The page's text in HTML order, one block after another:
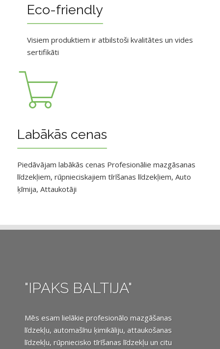
Eco-friendly
Visiem produktiem ir atbilstoši kvalitātes un vides
sertifikāti
Labākās cenas
Piedāvājam labākās cenas Profesionālie mazgāsanas
līdzekļiem, rūpnieciskajiem tīrīšanas līdzekļiem, Auto
ķīmija, Attaukotāji
"IPAKS BALTIJA"
Mēs esam lielākie profesionālo mazgāšanas
līdzekļu, automašīnu ķimikāliju, attaukošanas
līdzekļu, rūpniecisko tīrīšanas līdzekļu un citu